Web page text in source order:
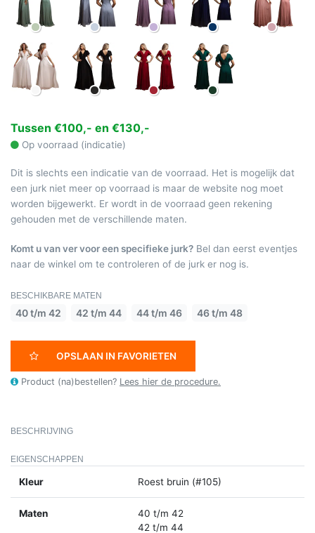
Tussen €100,- en €130,-
Op voorraad (indicatie)
Dit is slechts een indicatie van de voorraad. Het is mogelijk dat
een jurk niet meer op voorraad is maar de website nog moet
worden bijgewerkt. Er wordt in de voorraad geen rekening
gehouden met de verschillende maten.
Komt u van ver voor een specifieke jurk? Bel dan eerst eventjes
naar de winkel om te controleren of de jurk er nog is.
BESCHIKBARE MATEN
40 t/m 42 42 t/m 44 44 t/m 46 46 t/m 48
OPSLAAN IN FAVORIETEN
Product (na)bestellen? Lees hier de procedure.
BESCHRIJVING
EIGENSCHAPPEN
Kleur Roest bruin (#105)
Maten
40 t/m 42
42 t/m 44